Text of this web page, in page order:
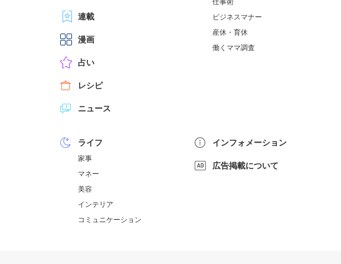
連載
漫画
占い
レシピ
ニュース
仕事術
ビジネスマナー
産休・育休
働くママ調査
ライフ
家事
マネー
美容
インテリア
コミュニケーション
インフォメーション
広告掲載について